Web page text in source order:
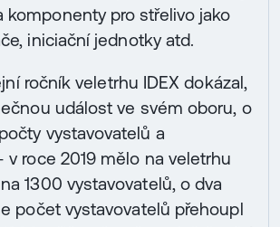
komponenty pro střelivo jako
iniciační jednotky atd.
ročník veletrhu IDEX dokázal,
událost ve svém oboru, o
vystavovatelů a
v roce 2019 mělo na veletrhu
1300 vystavovatelů, o dva
počet vystavovatelů přehoupl